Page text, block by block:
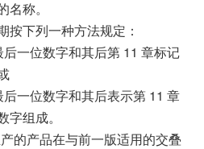
称。
按下列一种方法规定：
一位数字和其后第 11 章标记
一位数字和其后表示第 11 章
组成。
的产品在与前一版适用的交叠